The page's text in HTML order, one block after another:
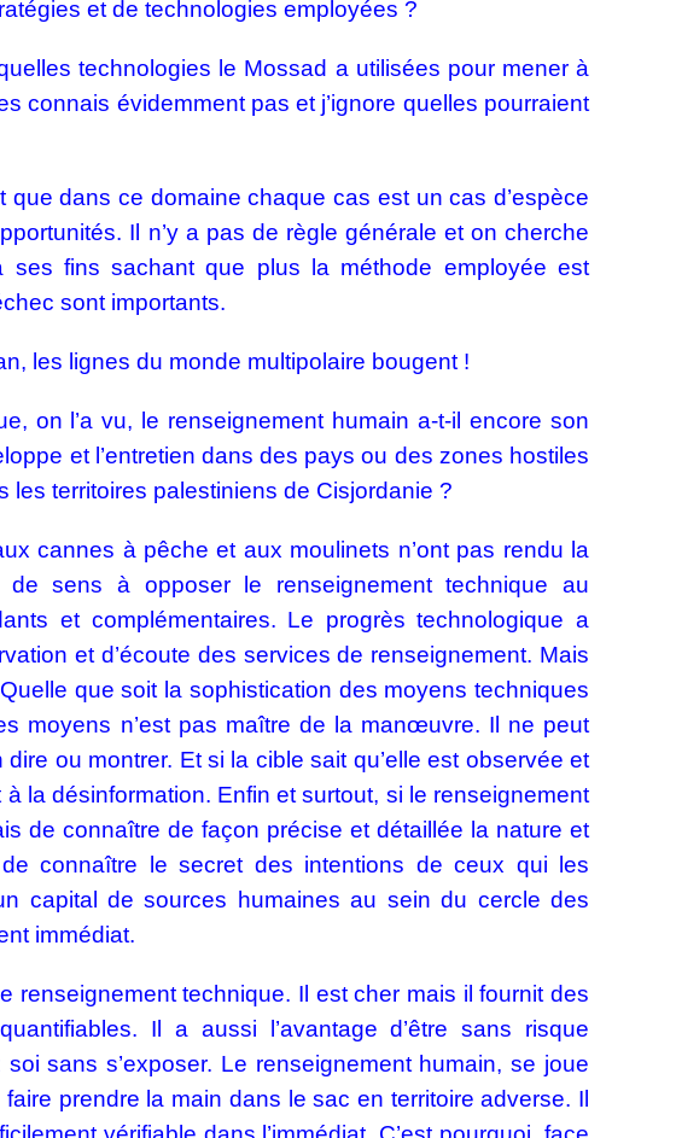
et de technologies employées ?
technologies le Mossad a utilisées pour mener à
connais évidemment pas et j’ignore quelles pourraient
dans ce domaine chaque cas est un cas d’espèce
Il n’y a pas de règle générale et on cherche
ses fins sachant que plus la méthode employée est
sont importants.
les lignes du monde multipolaire bougent !
on l’a vu, le renseignement humain a-t-il encore son
et l’entretien dans des pays ou des zones hostiles
territoires palestiniens de Cisjordanie ?
cannes à pêche et aux moulinets n’ont pas rendu la
sens à opposer le renseignement technique au
et complémentaires. Le progrès technologique a
et d’écoute des services de renseignement. Mais
que soit la sophistication des moyens techniques
moyens n’est pas maître de la manœuvre. Il ne peut
ou montrer. Et si la cible sait qu’elle est observée et
la désinformation. Enfin et surtout, si le renseignement
de connaître de façon précise et détaillée la nature et
connaître le secret des intentions de ceux qui les
capital de sources humaines au sein du cercle des
immédiat.
renseignement technique. Il est cher mais il fournit des
Il a aussi l’avantage d’être sans risque
sans s’exposer. Le renseignement humain, se joue
prendre la main dans le sac en territoire adverse. Il